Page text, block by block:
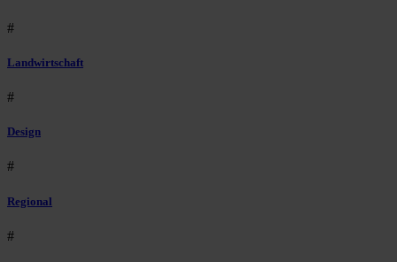
#
Landwirtschaft
#
Design
#
Regional
#